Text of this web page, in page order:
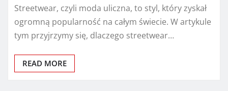
Streetwear, czyli moda uliczna, to styl, który zyskał
ogromną popularność na całym świecie. W artykule
tym przyjrzymy się, dlaczego streetwear…
READ MORE